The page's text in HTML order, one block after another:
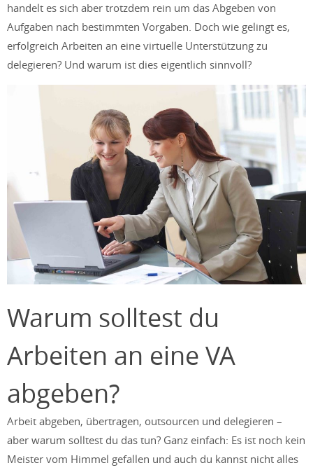
handelt es sich aber trotzdem rein um das Abgeben von
Aufgaben nach bestimmten Vorgaben. Doch wie gelingt es,
erfolgreich Arbeiten an eine virtuelle Unterstützung zu
delegieren? Und warum ist dies eigentlich sinnvoll?
Warum solltest du
Arbeiten an eine VA
abgeben?
Arbeit abgeben, übertragen, outsourcen und delegieren –
aber warum solltest du das tun? Ganz einfach: Es ist noch kein
Meister vom Himmel gefallen und auch du kannst nicht alles